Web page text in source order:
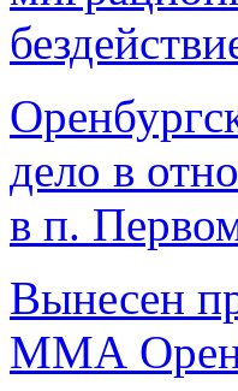
дело в
в п.
Вынесен
ММА